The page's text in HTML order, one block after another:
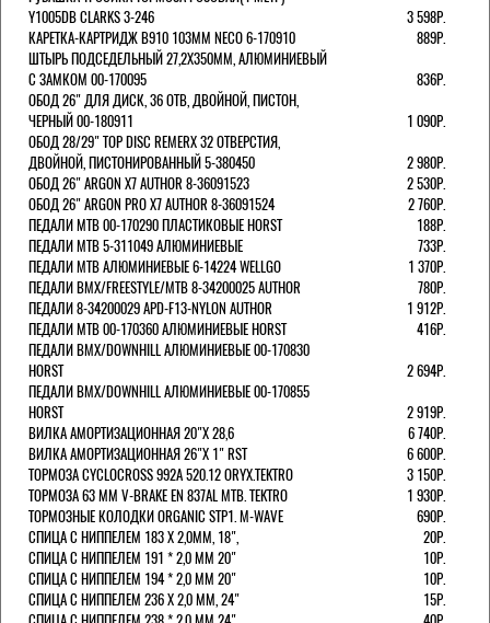
Y1005DB CLARKS 3-246
3 598Р.
КАРЕТКА-КАРТРИДЖ B910 103ММ NECO 6-170910
889Р.
ШТЫРЬ ПОДСЕДЕЛЬНЫЙ 27,2Х350ММ, АЛЮМИНИЕВЫЙ
С ЗАМКОМ 00-170095
836Р.
ОБОД 26" ДЛЯ ДИСК, 36 ОТВ, ДВОЙНОЙ, ПИСТОН,
ЧЕРНЫЙ 00-180911
1 090Р.
ОБОД 28/29" TOP DISC REMERX 32 ОТВЕРСТИЯ,
ДВОЙНОЙ, ПИСТОНИРОВАННЫЙ 5-380450
2 980Р.
ОБОД 26" ARGON X7 AUTHOR 8-36091523
2 530Р.
ОБОД 26" ARGON PRO X7 AUTHOR 8-36091524
2 760Р.
ПЕДАЛИ МТВ 00-170290 ПЛАСТИКОВЫЕ HORST
188Р.
ПЕДАЛИ MTB 5-311049 АЛЮМИНИЕВЫЕ
733Р.
ПЕДАЛИ MTB АЛЮМИНИЕВЫЕ 6-14224 WELLGO
1 370Р.
ПЕДАЛИ BMX/FREESTYLE/MTB 8-34200025 AUTHOR
780Р.
ПЕДАЛИ 8-34200029 APD-F13-NYLON AUTHOR
1 912Р.
ПЕДАЛИ МТВ 00-170360 АЛЮМИНИЕВЫЕ HORST
416Р.
ПЕДАЛИ BMX/DOWNHILL АЛЮМИНИЕВЫЕ 00-170830
HORST
2 694Р.
ПЕДАЛИ BMX/DOWNHILL АЛЮМИНИЕВЫЕ 00-170855
HORST
2 919Р.
ВИЛКА АМОРТИЗАЦИОННАЯ 20"Х 28,6
6 740Р.
ВИЛКА АМОРТИЗАЦИОННАЯ 26"Х 1" RST
6 600Р.
ТОРМОЗА CYCLOCROSS 992А 520.12 ORYX.TEKTRO
3 150Р.
ТОРМОЗА 63 ММ V-BRAKE EN 837AL MTB. TEKTRO
1 930Р.
ТОРМОЗНЫЕ КОЛОДКИ ORGANIC STP1. M-WAVE
690Р.
СПИЦА С НИППЕЛЕМ 183 Х 2,0ММ, 18",
20Р.
СПИЦА С НИППЕЛЕМ 191 * 2,0 ММ 20"
10Р.
СПИЦА С НИППЕЛЕМ 194 * 2,0 ММ 20"
10Р.
СПИЦА С НИППЕЛЕМ 236 Х 2,0 ММ, 24"
15Р.